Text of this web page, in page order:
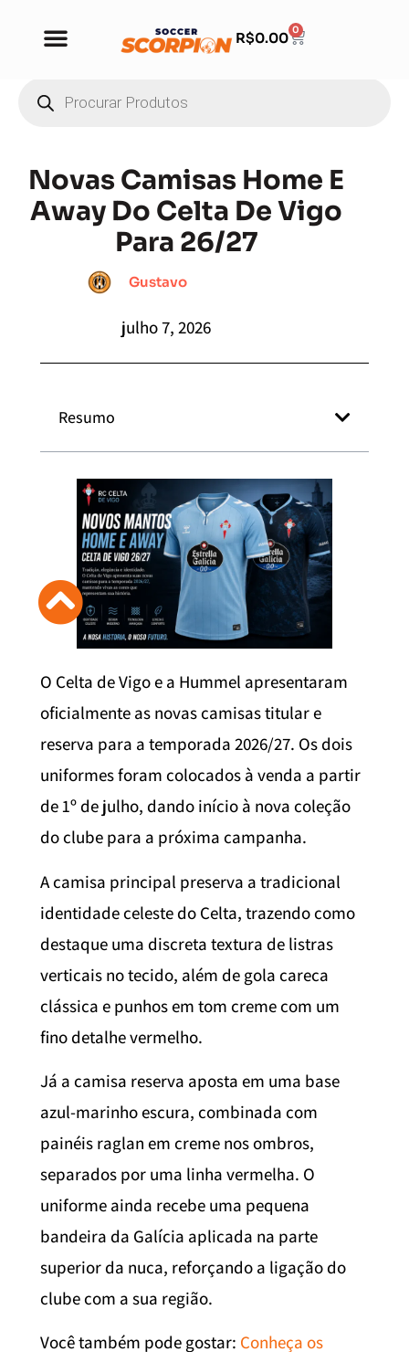
R$0.00 0
Novas Camisas Home E
Away Do Celta De Vigo
Para 26/27
Gustavo
julho 7, 2026
Resumo
O Celta de Vigo e a Hummel apresentaram
oficialmente as novas camisas titular e
reserva para a temporada 2026/27. Os dois
uniformes foram colocados à venda a partir
de 1º de julho, dando início à nova coleção
do clube para a próxima campanha.
A camisa principal preserva a tradicional
identidade celeste do Celta, trazendo como
destaque uma discreta textura de listras
verticais no tecido, além de gola careca
clássica e punhos em tom creme com um
fino detalhe vermelho.
Já a camisa reserva aposta em uma base
azul-marinho escura, combinada com
painéis raglan em creme nos ombros,
separados por uma linha vermelha. O
uniforme ainda recebe uma pequena
bandeira da Galícia aplicada na parte
superior da nuca, reforçando a ligação do
clube com a sua região.
Você também pode gostar: Conheça os